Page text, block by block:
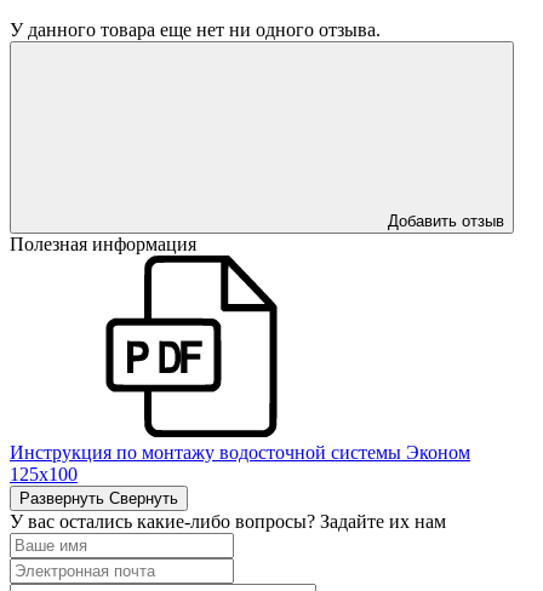
У данного товара еще нет ни одного отзыва.
Добавить отзыв
Полезная информация
Инструкция по монтажу водосточной системы Эконом
125х100
Развернуть Свернуть
У вас остались какие-либо вопросы? Задайте их нам